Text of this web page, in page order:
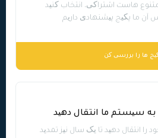
متنوع هاست اشتراکی، انتخاب کنید
آن ما پکیج پیشنهادی داریم
ها را بررسی کن
به سیستم ما انتقال دهید
را انتقال دهید تا یک سال نیز تمدید